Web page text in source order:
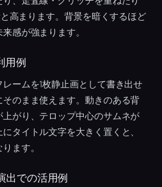
高まります。背景を暗くするほど
感が強まります。
用例
ームを1枚静止画として書き出せ
のまま使えます。動きのある背
がり、テロップ中心のサムネが
タイトル文字を大きく置くと、
ます。
出での活用例